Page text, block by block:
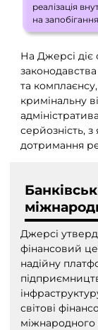
реалізація
на
На Джерсі діє
та
кримінальну
серйозність,
дотримання
Джерсі
фінансовий
надійну
світові
міжнародного